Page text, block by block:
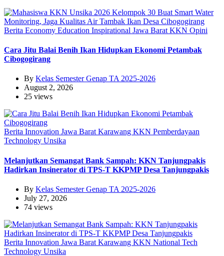
Berita Economy Education Inspirational Jawa Barat KKN Opini
Cara Jitu Balai Benih Ikan Hidupkan Ekonomi Petambak
Cibogogirang
By Kelas Semester Genap TA 2025-2026
August 2, 2026
25 views
Berita Innovation Jawa Barat Karawang KKN Pemberdayaan
Technology Unsika
Melanjutkan Semangat Bank Sampah: KKN Tanjungpakis
Hadirkan Insinerator di TPS-T KKPMP Desa Tanjungpakis
By Kelas Semester Genap TA 2025-2026
July 27, 2026
74 views
Berita Innovation Jawa Barat Karawang KKN National Tech
Technology Unsika